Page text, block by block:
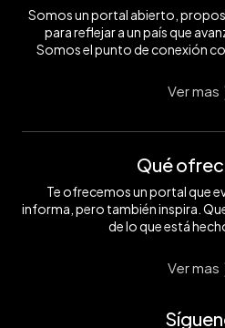
Somos un portal abierto,
para reflejar a un país que
Somos el punto de conexión
Ver mas
Qué
Te ofrecemos un portal que
informa, pero también inspira.
de lo que está
Ver mas